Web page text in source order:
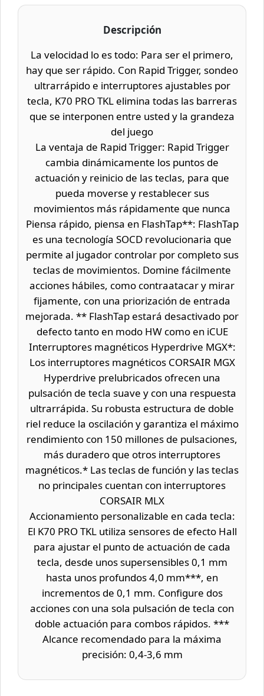
Descripción
La velocidad lo es todo: Para ser el primero,
hay que ser rápido. Con Rapid Trigger, sondeo
ultrarrápido e interruptores ajustables por
tecla, K70 PRO TKL elimina todas las barreras
que se interponen entre usted y la grandeza
del juego
La ventaja de Rapid Trigger: Rapid Trigger
cambia dinámicamente los puntos de
actuación y reinicio de las teclas, para que
pueda moverse y restablecer sus
movimientos más rápidamente que nunca
Piensa rápido, piensa en FlashTap**: FlashTap
es una tecnología SOCD revolucionaria que
permite al jugador controlar por completo sus
teclas de movimientos. Domine fácilmente
acciones hábiles, como contraatacar y mirar
fijamente, con una priorización de entrada
mejorada. ** FlashTap estará desactivado por
defecto tanto en modo HW como en iCUE
Interruptores magnéticos Hyperdrive MGX*:
Los interruptores magnéticos CORSAIR MGX
Hyperdrive prelubricados ofrecen una
pulsación de tecla suave y con una respuesta
ultrarrápida. Su robusta estructura de doble
riel reduce la oscilación y garantiza el máximo
rendimiento con 150 millones de pulsaciones,
más duradero que otros interruptores
magnéticos.* Las teclas de función y las teclas
no principales cuentan con interruptores
CORSAIR MLX
Accionamiento personalizable en cada tecla:
El K70 PRO TKL utiliza sensores de efecto Hall
para ajustar el punto de actuación de cada
tecla, desde unos supersensibles 0,1 mm
hasta unos profundos 4,0 mm***, en
incrementos de 0,1 mm. Configure dos
acciones con una sola pulsación de tecla con
doble actuación para combos rápidos. ***
Alcance recomendado para la máxima
precisión: 0,4-3,6 mm